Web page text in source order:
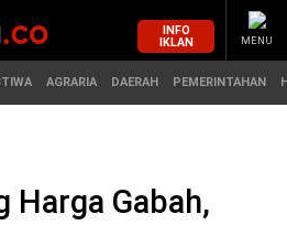
INFO
IKLAN
MENU
AGRARIA DAERAH PEMERINTAHAN
Harga Gabah,